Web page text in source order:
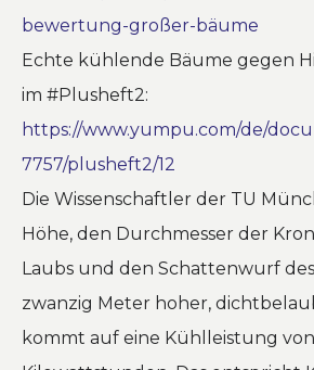
bewertung-großer-bäume
Echte kühlende Bäume gegen
im #Plusheft2:
https://www.yumpu.com/de/
7757/plusheft2/12
Die Wissenschaftler der TU
Höhe, den Durchmesser der
Laubs und den Schattenwurf
zwanzig Meter hoher,
kommt auf eine Kühlleistung